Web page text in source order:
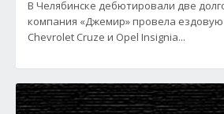
В Челябинске дебютировали две
компания «Джемир» провела
Chevrolet Cruze и Opel Insignia...